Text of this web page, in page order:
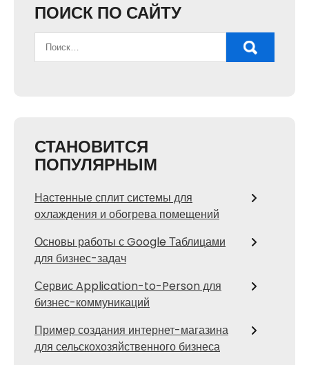
ПОИСК ПО САЙТУ
СТАНОВИТСЯ
ПОПУЛЯРНЫМ
Настенные сплит системы для
охлаждения и обогрева помещений
Основы работы с Google Таблицами
для бизнес-задач
Сервис Application-to-Person для
бизнес-коммуникаций
Пример создания интернет-магазина
для сельскохозяйственного бизнеса